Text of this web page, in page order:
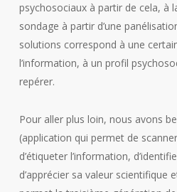
psychosociaux à partir de cela, à
sondage à partir d’une
solutions correspond à une
l’information, à un profil
repérer.
Pour aller plus loin, nous avons
(application qui permet de
d’étiqueter l’information,
d’apprécier sa valeur scientifique